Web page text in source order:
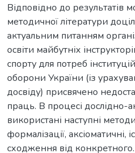
Відповідно до результатів
методичної літератури
актуальним питанням
освіти майбутніх
спорту для потреб
оборони України (із
досвіду) присвячено
праць. В процесі дослідно-
використані наступні
формалізації, аксіоматичні,
сходження від